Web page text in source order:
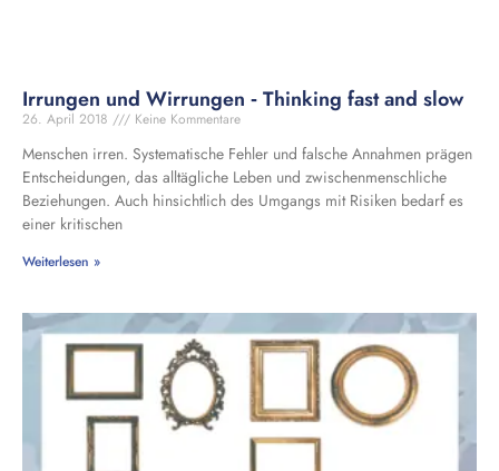
Irrungen und Wirrungen ‑ Thinking fast and slow
26. April 2018 Keine Kommentare
Menschen irren. Systematische Fehler und falsche Annahmen prägen
Entscheidungen, das alltägliche Leben und zwischenmenschliche
Beziehungen. Auch hinsichtlich des Umgangs mit Risiken bedarf es
einer kritischen
Weiterlesen »